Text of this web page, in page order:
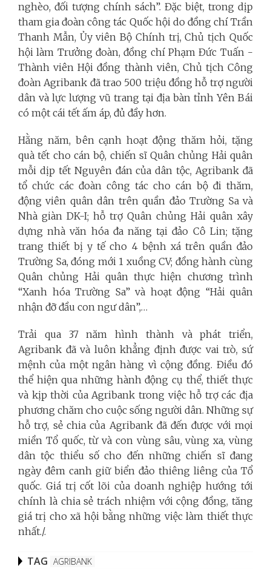
nghèo, đối tượng chính sách”. Đặc biệt, trong dịp
tham gia đoàn công tác Quốc hội do đồng chí Trần
Thanh Mẫn, Ủy viên Bộ Chính trị, Chủ tịch Quốc
hội làm Trưởng đoàn, đồng chí Phạm Đức Tuấn -
Thành viên Hội đồng thành viên, Chủ tịch Công
đoàn Agribank đã trao 500 triệu đồng hỗ trợ người
dân và lực lượng vũ trang tại địa bàn tỉnh Yên Bái
có một cái tết ấm áp, đủ đầy hơn.
Hằng năm, bên cạnh hoạt động thăm hỏi, tặng
quà tết cho cán bộ, chiến sĩ Quân chủng Hải quân
mỗi dịp tết Nguyên đán của dân tộc, Agribank đã
tổ chức các đoàn công tác cho cán bộ đi thăm,
động viên quân dân trên quần đảo Trường Sa và
Nhà giàn DK-I; hỗ trợ Quân chủng Hải quân xây
dựng nhà văn hóa đa năng tại đảo Cô Lin; tặng
trang thiết bị y tế cho 4 bệnh xá trên quần đảo
Trường Sa, đóng mới 1 xuồng CV; đồng hành cùng
Quân chủng Hải quân thực hiện chương trình
“Xanh hóa Trường Sa” và hoạt động “Hải quân
nhận đỡ đầu con ngư dân”,…
Trải qua 37 năm hình thành và phát triển,
Agribank đã và luôn khẳng định được vai trò, sứ
mệnh của một ngân hàng vì cộng đồng. Điều đó
thể hiện qua những hành động cụ thể, thiết thực
và kịp thời của Agribank trong việc hỗ trợ các địa
phương chăm cho cuộc sống người dân. Những sự
hỗ trợ, sẻ chia của Agribank đã đến được với mọi
miền Tổ quốc, từ và con vùng sâu, vùng xa, vùng
dân tộc thiểu số cho đến những chiến sĩ đang
ngày đêm canh giữ biển đảo thiêng liêng của Tổ
quốc. Giá trị cốt lõi của doanh nghiệp hướng tới
chính là chia sẻ trách nhiệm với cộng đồng, tăng
giá trị cho xã hội bằng những việc làm thiết thực
nhất./.
TAG AGRIBANK